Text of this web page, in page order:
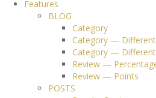
Features
BLOG
Category
Category —
Category —
Review —
Review — Points
POSTS